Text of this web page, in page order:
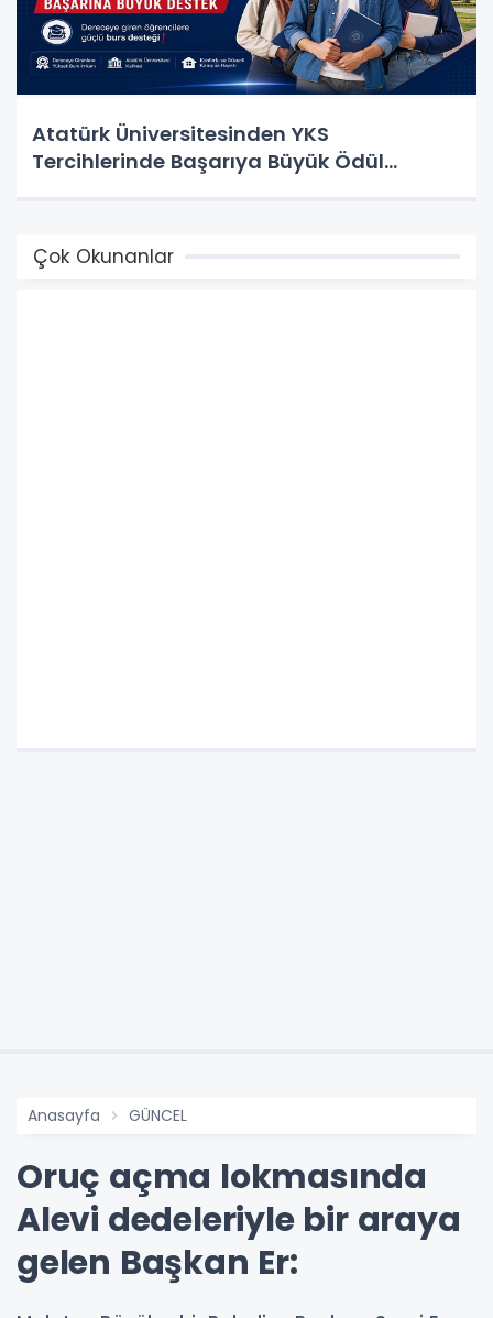
Atatürk Üniversitesinden YKS
Tercihlerinde Başarıya Büyük Ödül…
Çok Okunanlar
Anasayfa GÜNCEL
Oruç açma lokmasında
Alevi dedeleriyle bir araya
gelen Başkan Er: